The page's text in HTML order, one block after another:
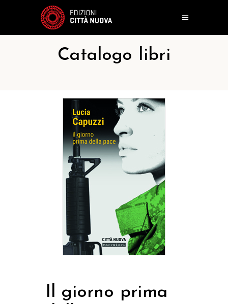
Catalogo libri
Il giorno prima